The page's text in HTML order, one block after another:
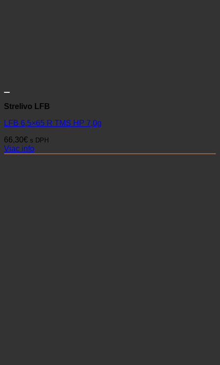
Strelivo LFB
LFB 6,5×65 R TMS HP 7,0g
66,30€ s DPH
Viac info